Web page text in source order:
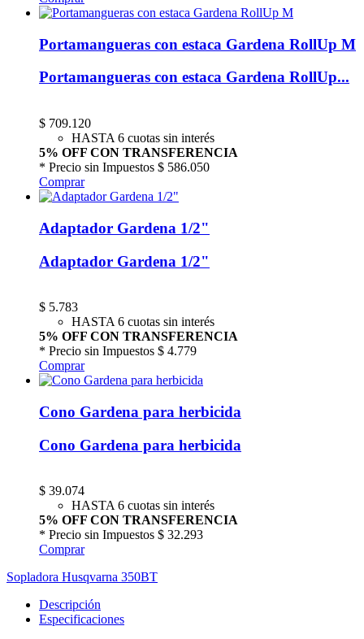
Portamangueras con estaca Gardena RollUp M
Portamangueras con estaca Gardena RollUp...
$ 709.120
HASTA 6 cuotas sin interés
5% OFF CON TRANSFERENCIA
* Precio sin Impuestos $ 586.050
Comprar
Adaptador Gardena 1/2"
Adaptador Gardena 1/2"
$ 5.783
HASTA 6 cuotas sin interés
5% OFF CON TRANSFERENCIA
* Precio sin Impuestos $ 4.779
Comprar
Cono Gardena para herbicida
Cono Gardena para herbicida
$ 39.074
HASTA 6 cuotas sin interés
5% OFF CON TRANSFERENCIA
* Precio sin Impuestos $ 32.293
Comprar
Sopladora Husqvarna 350BT
Descripción
Especificaciones